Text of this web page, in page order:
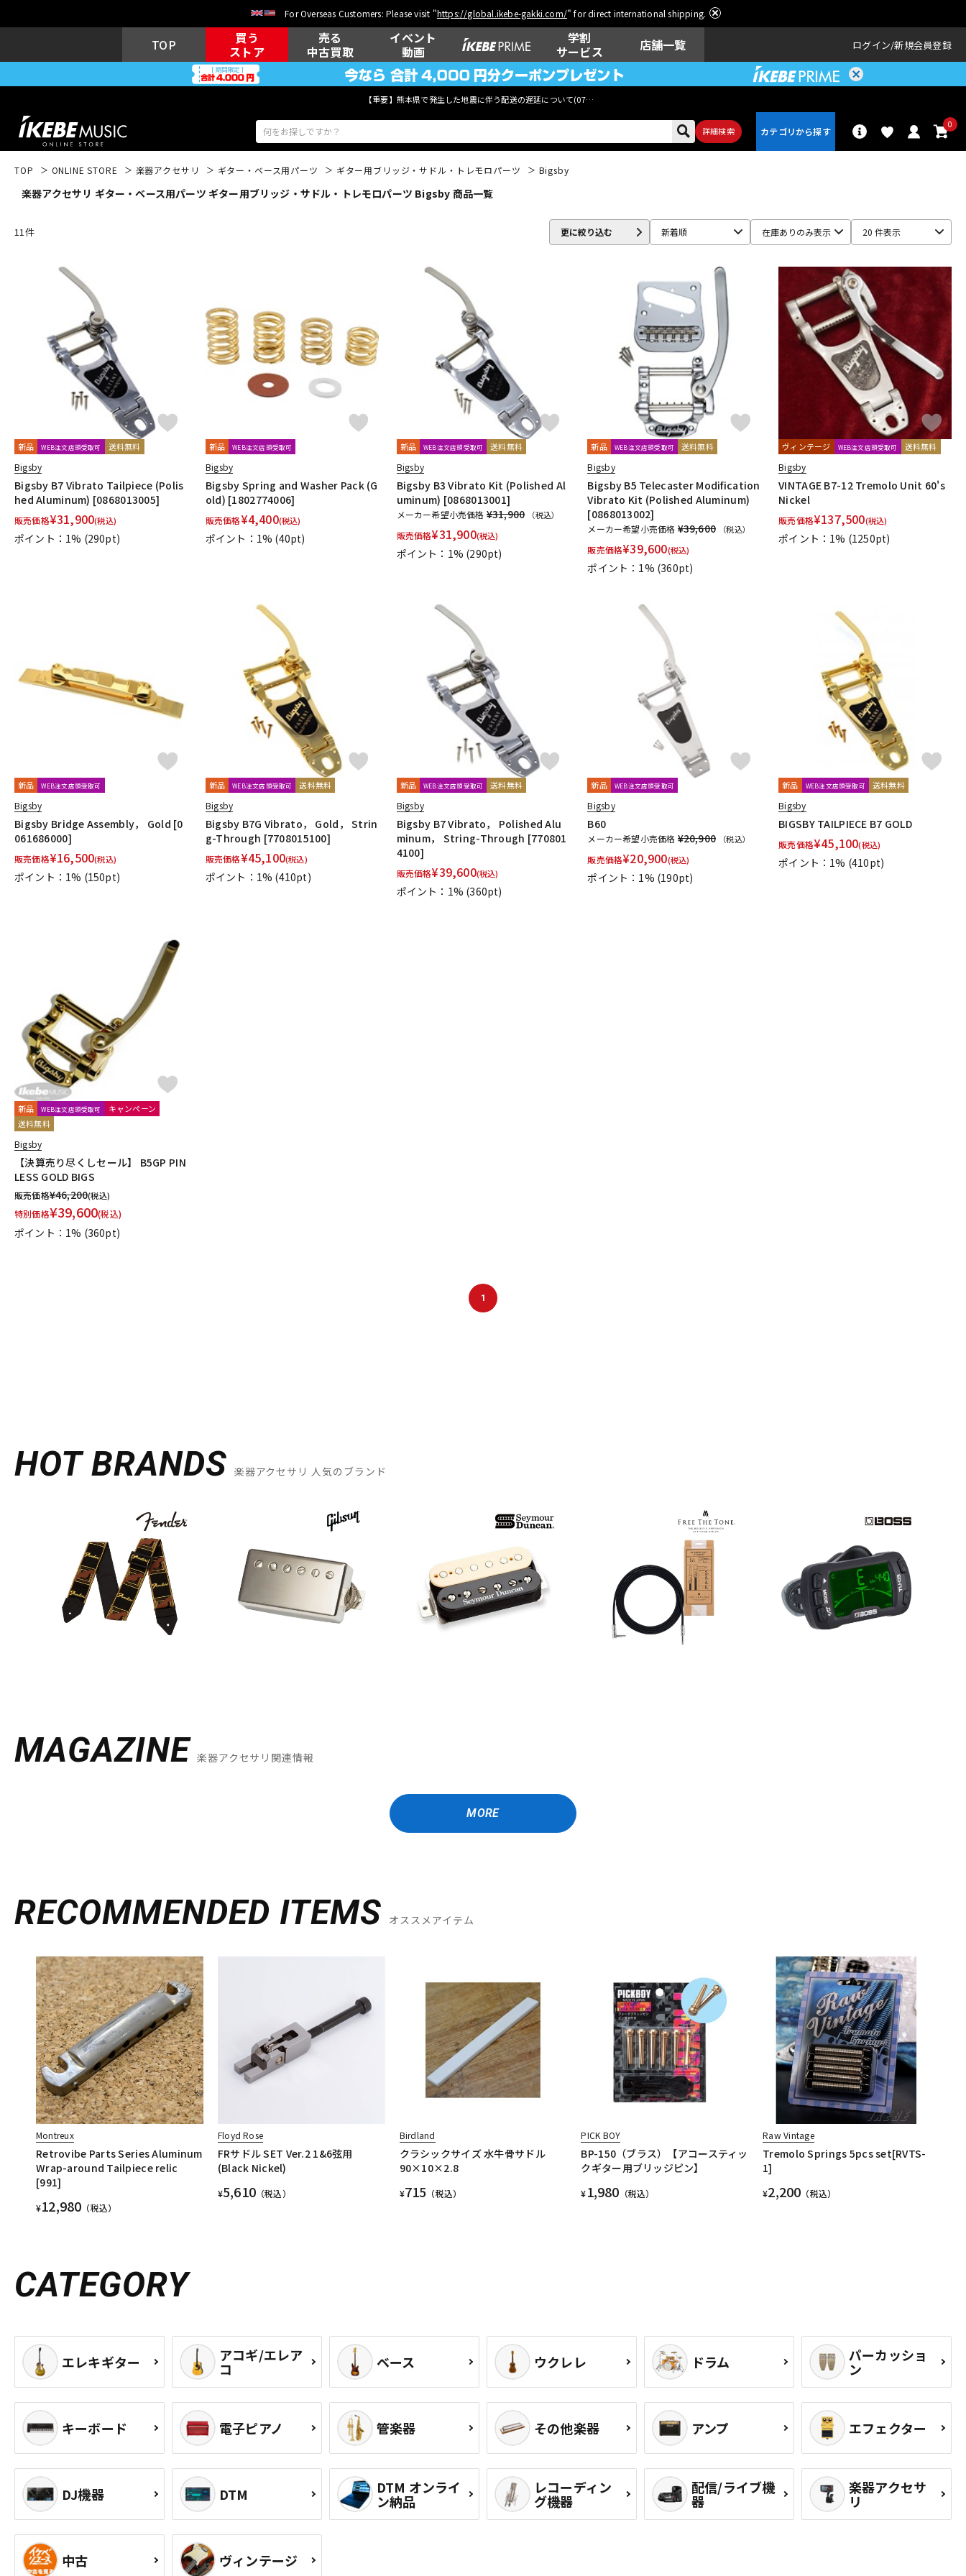
For Overseas Customers: Please visit "https://global.ikebe-gakki.com/" for direct international shipping.
TOP
買う
ストア
売る
中古買取
イベント
動画
学割
サービス
店舗一覧 ログイン 新規会員登録
【重要】熊本県で発生した地震に伴う配送の遅延について(07月29日
詳細検索
0
アコギ/エレ ベース
管楽器 アンプ エフェクター
DJ機器 DTM 配信/ライブ
機器
楽器アクセサ
リ
中古 ヴィンテージ
TOP ONLINE STORE 楽器アクセサリ ギター・ベース用パーツ ギター用ブリッジ・サドル・トレモロパーツ Bigsby
楽器アクセサリ ギター・ベース用パーツ ギター用ブリッジ・サドル・トレモロパーツ Bigsby 商品一覧
11件 更に絞り込む 新着順 在庫ありのみ表示 20 件表示
新品 WEB注文店頭受取可 送料無料
Bigsby
Bigsby B7 Vibrato Tailpiece (Polis
hed Aluminum) [0868013005]
販売価格¥31,900(税込)
ポイント：1% (290pt)
新品 WEB注文店頭受取可
Bigsby
Bigsby Spring and Washer Pack (G
old) [1802774006]
販売価格¥4,400(税込)
ポイント：1% (40pt)
新品 WEB注文店頭受取可 送料無料
Bigsby
Bigsby B3 Vibrato Kit (Polished Al
uminum) [0868013001]
メーカー希望小売価格 ¥31,900 （税込）
販売価格¥31,900(税込)
ポイント：1% (290pt)
新品 WEB注文店頭受取可 送料無料
Bigsby
Bigsby B5 Telecaster Modification
Vibrato Kit (Polished Aluminum)
[0868013002]
メーカー希望小売価格 ¥39,600 （税込）
販売価格¥39,600(税込)
ポイント：1% (360pt)
ヴィンテージ WEB注文店頭受取可 送料無料
Bigsby
VINTAGE B7-12 Tremolo Unit 60's
Nickel
販売価格¥137,500(税込)
ポイント：1% (1250pt)
新品 WEB注文店頭受取可
Bigsby
Bigsby Bridge Assembly， Gold [0
061686000]
販売価格¥16,500(税込)
ポイント：1% (150pt)
新品 WEB注文店頭受取可 送料無料
Bigsby
Bigsby B7G Vibrato， Gold， Strin
g-Through [7708015100]
販売価格¥45,100(税込)
ポイント：1% (410pt)
新品 WEB注文店頭受取可 送料無料
Bigsby
Bigsby B7 Vibrato， Polished Alu
minum， String-Through [770801
4100]
販売価格¥39,600(税込)
ポイント：1% (360pt)
新品 WEB注文店頭受取可
Bigsby
B60
メーカー希望小売価格 ¥20,900 （税込）
販売価格¥20,900(税込)
ポイント：1% (190pt)
新品 WEB注文店頭受取可 送料無料
Bigsby
BIGSBY TAILPIECE B7 GOLD
販売価格¥45,100(税込)
ポイント：1% (410pt)
新品 WEB注文店頭受取可
キャンペーン
送料無料
Bigsby
【決算売り尽くしセール】 B5GP PIN
LESS GOLD BIGS
販売価格¥46,200(税込)
特別価格¥39,600(税込)
ポイント：1% (360pt)
1
HOT BRANDS 楽器アクセサリ 人気のブランド
MAGAZINE 楽器アクセサリ関連情報
MORE
RECOMMENDED ITEMS オススメアイテム
Montreux
Retrovibe Parts Series Aluminum
Wrap-around Tailpiece relic
[991]
¥12,980 （税込）
Floyd Rose
FRサドル SET Ver.2 1&6弦用
(Black Nickel)
¥5,610 （税込）
Birdland
クラシックサイズ 水牛骨サドル
90×10×2.8
¥715 （税込）
PICK BOY
BP-150（ブラス）【アコースティッ
クギター用ブリッジピン】
¥1,980 （税込）
Raw Vintage
Tremolo Springs 5pcs set[RVTS-
1]
¥2,200 （税込）
CATEGORY
エレキギター アコギ/エレア
コ ベース ウクレレ ドラム パーカッショ
ン
キーボード 電子ピアノ 管楽器 その他楽器 アンプ エフェクター
DJ機器 DTM DTM オンライ
ン納品
レコーディン
グ機器
配信/ライブ機
器
楽器アクセサ
リ
中古 ヴィンテージ